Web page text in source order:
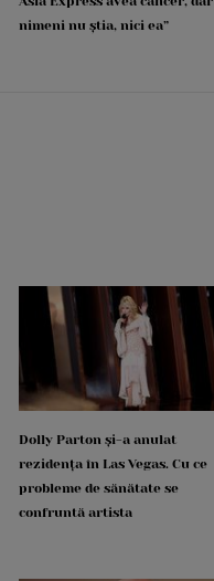
nimeni nu știa, nici ea”
Dolly Parton și-a anulat
rezidența în Las Vegas. Cu ce
probleme de sănătate se
confruntă artista